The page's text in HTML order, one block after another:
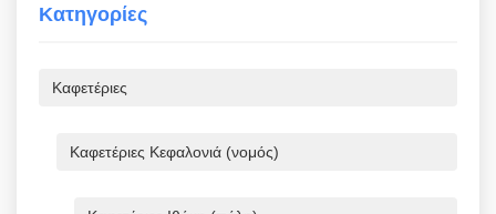
Κατηγορίες
Καφετέριες
Καφετέριες Κεφαλονιά (νομός)